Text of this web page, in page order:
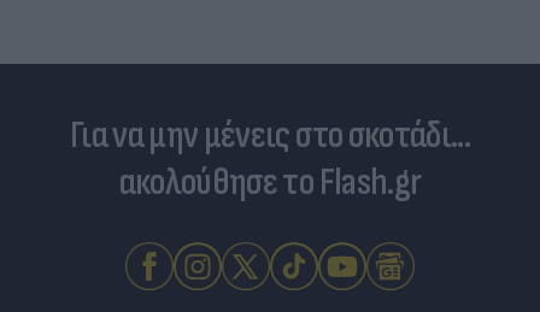
Για να μην μένεις στο σκοτάδι...
ακολούθησε το Flash.gr